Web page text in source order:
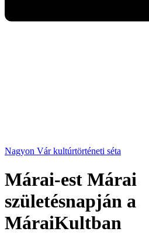
Nagyon Vár kultúrtörténeti séta
Márai-est Márai
születésnapján a
MáraiKultban